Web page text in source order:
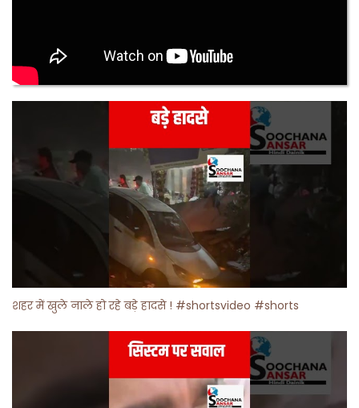
शहर में खुले नाले हो रहे बड़े हादसे ! #shortsvideo #shorts